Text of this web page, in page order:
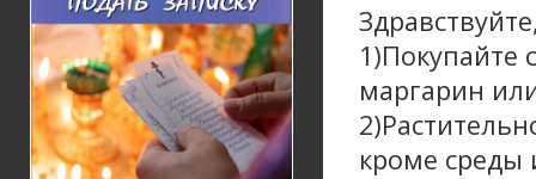
1)Покупайте
маргарин
кроме среды